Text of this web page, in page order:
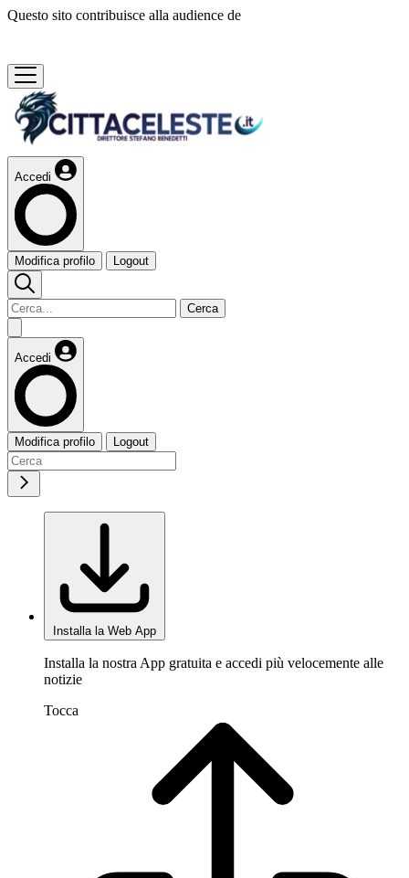
Questo sito contribuisce alla audience de
Accedi
Modifica profilo Logout
Cerca
Accedi
Modifica profilo Logout
Installa la Web App
Installa la nostra App gratuita e accedi più velocemente alle
notizie
Tocca